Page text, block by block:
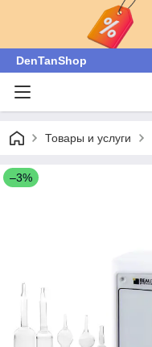
DenTanShop
Товары и услуги
–3%